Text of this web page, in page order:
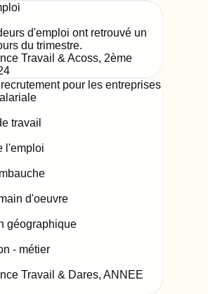
d'emploi ont retrouvé un
du trimestre.
Travail & Acoss, 2ème
pour les entreprises
travail
l'emploi
d'oeuvre
géographique
- métier
Travail & Dares, ANNEE